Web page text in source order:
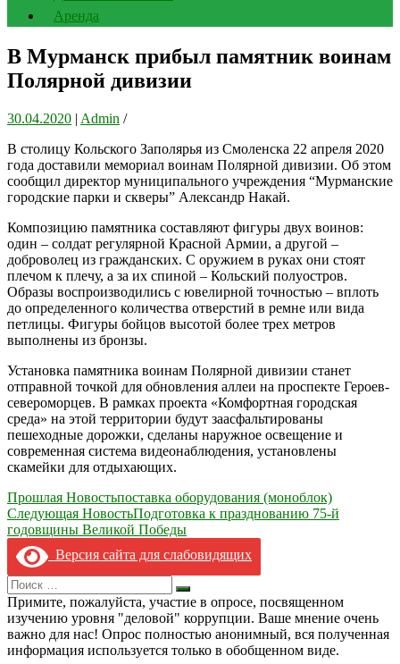
Аренда
В Мурманск прибыл памятник воинам
Полярной дивизии
30.04.2020 | Admin /
В столицу Кольского Заполярья из Смоленска 22 апреля 2020
года доставили мемориал воинам Полярной дивизии. Об этом
сообщил директор муниципального учреждения “Мурманские
городские парки и скверы” Александр Накай.
Композицию памятника составляют фигуры двух воинов:
один – солдат регулярной Красной Армии, а другой –
доброволец из гражданских. С оружием в руках они стоят
плечом к плечу, а за их спиной – Кольский полуостров.
Образы воспроизводились с ювелирной точностью – вплоть
до определенного количества отверстий в ремне или вида
петлицы. Фигуры бойцов высотой более трех метров
выполнены из бронзы.
Установка памятника воинам Полярной дивизии станет
отправной точкой для обновления аллеи на проспекте Героев-
североморцев. В рамках проекта «Комфортная городская
среда» на этой территории будут заасфальтированы
пешеходные дорожки, сделаны наружное освещение и
современная система видеонаблюдения, установлены
скамейки для отдыхающих.
Навигация
по
записям
Прошлая Новостьпоставка оборудования (моноблок)
Следующая НовостьПодготовка к празднованию 75-й
годовщины Великой Победы
Версия сайта для слабовидящих
Search
for:
Искать
Примите, пожалуйста, участие в опросе, посвященном
изучению уровня "деловой" коррупции. Ваше мнение очень
важно для нас! Опрос полностью анонимный, вся полученная
информация используется только в обобщенном виде.